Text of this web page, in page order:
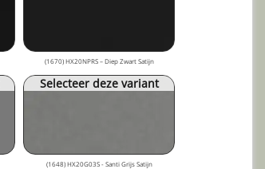
(1670) HX20NPRS – Diep Zwart Satijn
Selecteer deze variant
(1648) HX20G03S - Santi Grijs Satijn